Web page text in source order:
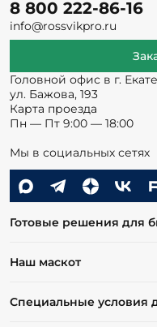
8 800 222-86-16
info@rossvikpro.ru
Головной офис в г.
ул. Бажова, 193
Карта проезда
Пн — Пт 9:00 — 18:00
Мы в социальных сетях
Готовые решения для
Наш маскот
Специальные условия